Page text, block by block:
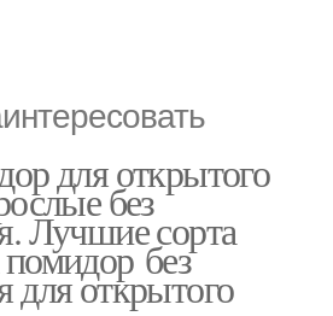
для открытого
без
Лучшие сорта
без
для открытого